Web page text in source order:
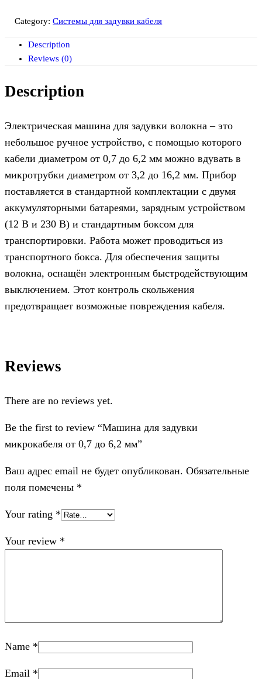
Category:Системы для задувки кабеля
Description
Reviews (0)
Description
Электрическая машина для задувки волокна – это
небольшое ручное устройство, с помощью которого
кабели диаметром от 0,7 до 6,2 мм можно вдувать в
микротрубки диаметром от 3,2 до 16,2 мм. Прибор
поставляется в стандартной комплектации с двумя
аккумуляторными батареями, зарядным устройством
(12 В и 230 В) и стандартным боксом для
транспортировки. Работа может проводиться из
транспортного бокса. Для обеспечения защиты
волокна, оснащён электронным быстродействующим
выключением. Этот контроль скольжения
предотвращает возможные повреждения кабеля.
Reviews
There are no reviews yet.
Be the first to review “Машина для задувки
микрокабеля от 0,7 до 6,2 мм”
Ваш адрес email не будет опубликован. Обязательные
поля помечены *
Your rating *
Your review *
Name *
Email *